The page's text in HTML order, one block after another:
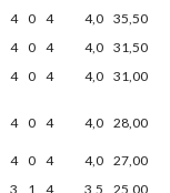
4 0 4 4,0 35,50
4 0 4 4,0 31,50
4 0 4 4,0 31,00
4 0 4 4,0 28,00
4 0 4 4,0 27,00
3 1 4 3,5 25,00